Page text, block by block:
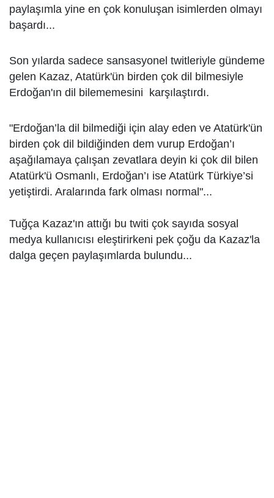
paylaşımla yine en çok konuluşan isimlerden olmayı
başardı...
Son yılarda sadece sansasyonel twitleriyle gündeme
gelen Kazaz, Atatürk'ün birden çok dil bilmesiyle
Erdoğan'ın dil bilememesini karşılaştırdı.
"Erdoğan’la dil bilmediği için alay eden ve Atatürk'ün
birden çok dil bildiğinden dem vurup Erdoğan’ı
aşağılamaya çalışan zevatlara deyin ki çok dil bilen
Atatürk'ü Osmanlı, Erdoğan’ı ise Atatürk Türkiye’si
yetiştirdi. Aralarında fark olması normal"...
Tuğça Kazaz'ın attığı bu twiti çok sayıda sosyal
medya kullanıcısı eleştirirkeni pek çoğu da Kazaz'la
dalga geçen paylaşımlarda bulundu...